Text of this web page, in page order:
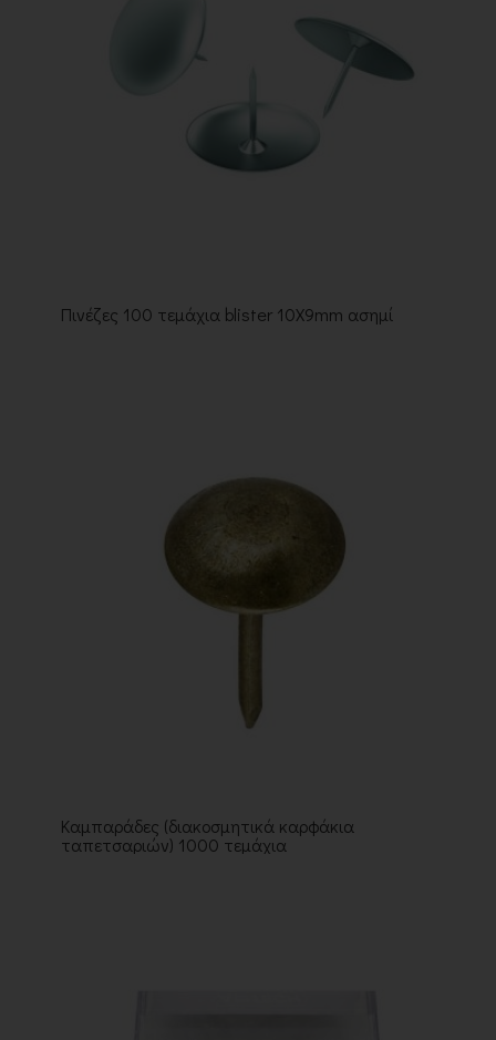
Πινέζες 100 τεμάχια blister 10X9mm ασημί
Καμπαράδες (διακοσμητικά καρφάκια
ταπετσαριών) 1000 τεμάχια